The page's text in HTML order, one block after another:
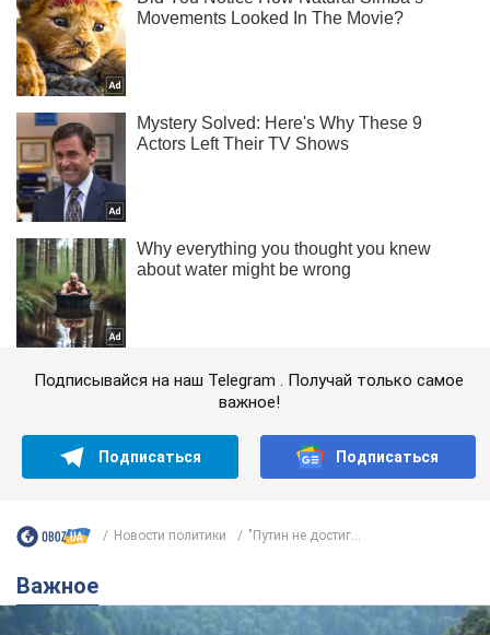
Подписывайся на наш Telegram . Получай только самое
важное!
Подписаться Подписаться
Новости политики "Путин не достиг...
Важное